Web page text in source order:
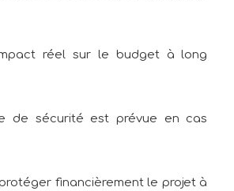
réel sur le budget à long
de sécurité est prévue en cas
financièrement le projet à